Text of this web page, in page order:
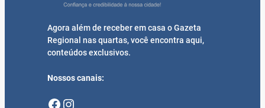
Agora além de receber em casa o Gazeta
Regional nas quartas, você encontra aqui,
conteúdos exclusivos.
Nossos canais:
Facebook Instagram